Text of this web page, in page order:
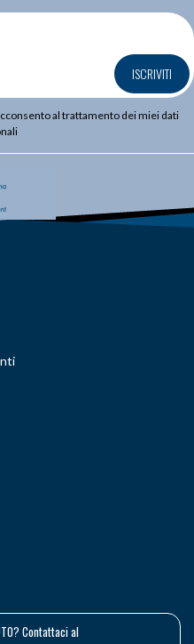
ISCRIVITI
al trattamento dei miei dati
Contattaci al